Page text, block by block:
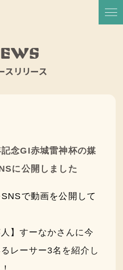
ス
スリリース
念GI赤城雷神杯の媒
に公開しました
で動画を公開して
人】すーなかさんに今
レーサー3名を紹介し